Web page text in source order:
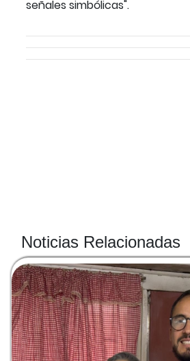
señales simbólicas".
Noticias Relacionadas